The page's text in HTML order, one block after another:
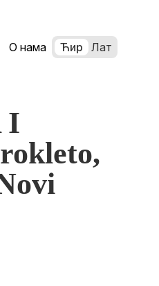
О нама Ћир Лат
I